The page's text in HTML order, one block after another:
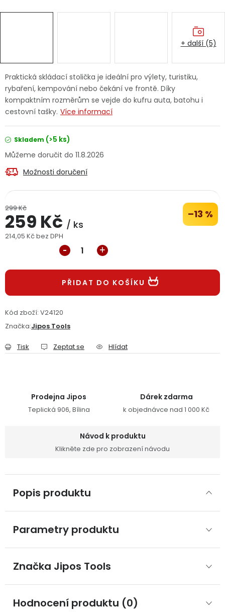
Značky
Jaký je aktuální stav mé objednávky?
Velkoobchodní spolupráce (B2B)
Doprava a platba Kontakt
Reklamační formulář Odstoupení ve lhůtě 14 dní
Obchodní podmínky Reklamační řád
Praktická skládací stolička je ideální pro výlety, turistiku,
rybaření, kempování nebo čekání ve frontě. Díky
kompaktním rozměrům se vejde do kufru auta, batohu i
cestovní tašky. Více informací
Skladem (>5 ks)
11.8.2026
Možnosti doručení
299 Kč –13 %
259 Kč / ks
214,05 Kč bez DPH
PŘIDAT DO KOŠÍKU
Kód zboží: V24120
Značka:Jipos Tools
Tisk Zeptat se Hlídat
+ další (5)
Prodejna Jipos
Teplická 906, Bílina
Dárek zdarma
k objednávce nad 1 000 Kč
Návod k produktu
Klikněte zde pro zobrazení návodu
Popis produktu
Parametry produktu
Značka Jipos Tools
Hodnocení produktu (0)